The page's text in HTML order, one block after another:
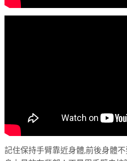
記住保持手臂靠近身體,前後身體